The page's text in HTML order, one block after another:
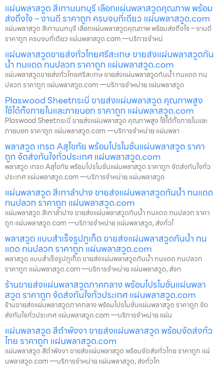
แผ่นพลาสวูด สีเทานนทบุรี เลือกแผ่นพลาสวูดคุณภาพ พร้อม
ส่งถึงใจ – งานดี ราคาถูก ครบจบที่เดียว แผ่นพลาสวูด.com
แผ่นพลาสวูด สีเทานนทบุรี เลือกแผ่นพลาสวูดคุณภาพ พร้อมส่งถึงใจ – งานดี
ราคาถูก ครบจบที่เดียว แผ่นพลาสวูด.com —บริการจำหน่
แผ่นพลาสวูดขายส่งทั่วไทยศรีสะเกษ ขายส่งแผ่นพลาสวูดกัน
น้ำ ทนแดด ทนปลวก ราคาถูก แผ่นพลาสวูด.com
แผ่นพลาสวูดขายส่งทั่วไทยศรีสะเกษ ขายส่งแผ่นพลาสวูดกันน้ำ ทนแดด ทน
ปลวก ราคาถูก แผ่นพลาสวูด.com —บริการจำหน่าย แผ่นพลาสวูด
Plaswood Sheetกระบี่ ขายส่งแผ่นพลาสวูด คุณภาพสูง
ใช้ได้ทั้งภายในและภายนอก ราคาถูก แผ่นพลาสวูด.com
Plaswood Sheetกระบี่ ขายส่งแผ่นพลาสวูด คุณภาพสูง ใช้ได้ทั้งภายในและ
ภายนอก ราคาถูก แผ่นพลาสวูด.com —บริการจำหน่าย แผ่นพลา
พลาสวูด เกรด Aสุโขทัย พร้อมโปรโมชั่นแผ่นพลาสวูด ราคา
ถูก จัดส่งทันใจทั่วประเทศ แผ่นพลาสวูด.com
พลาสวูด เกรด Aสุโขทัย พร้อมโปรโมชั่นแผ่นพลาสวูด ราคาถูก จัดส่งทันใจทั่ว
ประเทศ แผ่นพลาสวูด.com —บริการจำหน่าย แผ่นพลาสวูด
แผ่นพลาสวูด สีเทาลำปาง ขายส่งแผ่นพลาสวูดกันน้ำ ทนแดด
ทนปลวก ราคาถูก แผ่นพลาสวูด.com
แผ่นพลาสวูด สีเทาลำปาง ขายส่งแผ่นพลาสวูดกันน้ำ ทนแดด ทนปลวก ราคา
ถูก แผ่นพลาสวูด.com —บริการจำหน่าย แผ่นพลาสวูด, ส่งทั่วไ
พลาสวูด แบบสำเร็จรูปภูเก็ต ขายส่งแผ่นพลาสวูดกันน้ำ ทน
แดด ทนปลวก ราคาถูก แผ่นพลาสวูด.com
พลาสวูด แบบสำเร็จรูปภูเก็ต ขายส่งแผ่นพลาสวูดกันน้ำ ทนแดด ทนปลวก
ราคาถูก แผ่นพลาสวูด.com —บริการจำหน่าย แผ่นพลาสวูด, ส่งท
ร้านขายส่งแผ่นพลาสวูดภาคกลาง พร้อมโปรโมชั่นแผ่นพลา
สวูด ราคาถูก จัดส่งทันใจทั่วประเทศ แผ่นพลาสวูด.com
ร้านขายส่งแผ่นพลาสวูดภาคกลาง พร้อมโปรโมชั่นแผ่นพลาสวูด ราคาถูก จัด
ส่งทันใจทั่วประเทศ แผ่นพลาสวูด.com —บริการจำหน่าย แผ่น
แผ่นพลาสวูด สีดำพังงา ขายส่งแผ่นพลาสวูด พร้อมจัดส่งทั่ว
ไทย ราคาถูก แผ่นพลาสวูด.com
แผ่นพลาสวูด สีดำพังงา ขายส่งแผ่นพลาสวูด พร้อมจัดส่งทั่วไทย ราคาถูก แผ่
นพลาสวูด.com —บริการจำหน่าย แผ่นพลาสวูด, ส่งทั่วไท